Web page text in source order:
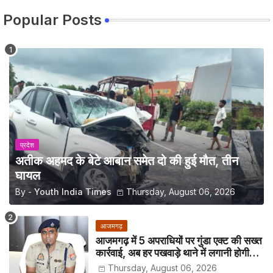
Popular Posts
प्रदेश
अतीक अहमद के बेटे आबान समेत दो की हुई मौत, तीन
घायल
By - Youth India Times Thursday, August 06, 2026
आजमगढ़
आजमगढ़ में 5 अपराधियों पर गुंडा एक्ट की सख्त
कार्रवाई, अब हर पखवाड़े थाने में लगानी होगी
हाजिरीThursday, August 06, 2026